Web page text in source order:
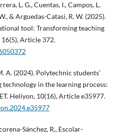
L. G., Cuentas, I., Campos, L.
& Arguedas-Catasi, R. W. (2025).
tool: Transforming teaching
Article 372.
A. (2024). Polytechnic students’
in the learning process:
Heliyon, 10(16), Article e35977.
Sánchez, R., Escolar-